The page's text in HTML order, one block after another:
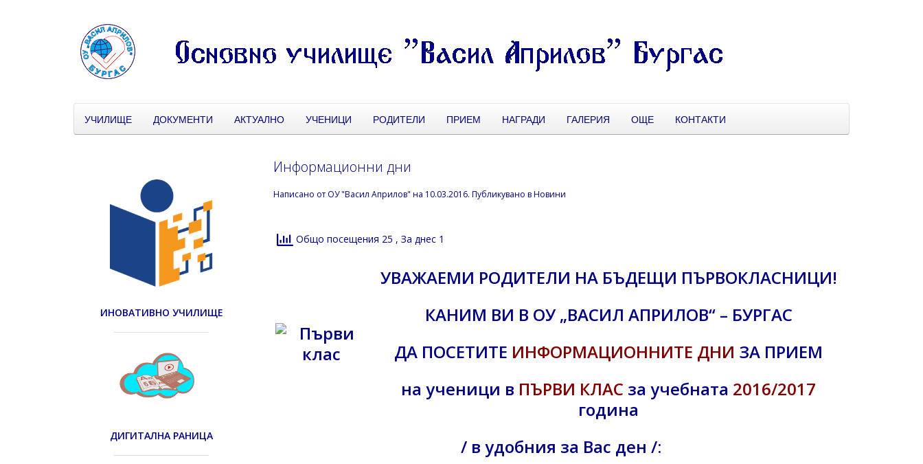
УЧИЛИЩЕ ДОКУМЕНТИ АКТУАЛНО УЧЕНИЦИ РОДИТЕЛИ ПРИЕМ НАГРАДИ ГАЛЕРИЯ ОЩЕ КОНТАКТИ
Информационни дни
Написано от ОУ "Васил Априлов" на 10.03.2016. Публикувано вНовини
Общо посещения 25 , За днес 1
УВАЖАЕМИ РОДИТЕЛИ НА БЪДЕЩИ ПЪРВОКЛАСНИЦИ!
КАНИМ ВИ В ОУ „ВАСИЛ АПРИЛОВ“ – БУРГАС
ДА ПОСЕТИТЕ ИНФОРМАЦИОННИТЕ ДНИ ЗА ПРИЕМ
на ученици в ПЪРВИ КЛАС за учебната 2016/2017
година
/ в удобния за Вас ден /:
ИНОВАТИВНО УЧИЛИЩЕ
ДИГИТАЛНА РАНИЦА